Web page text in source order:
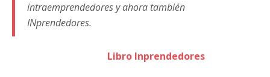
intraemprendedores y ahora también
INprendedores.
Libro Inprendedores